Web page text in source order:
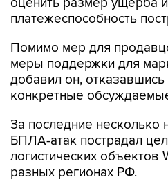
оценить размер ущерба
платежеспособность
Помимо мер для
меры поддержки для
добавил он,
конкретные
За последние несколько
БПЛА-атак пострадал
логистических объектов
разных регионах РФ.